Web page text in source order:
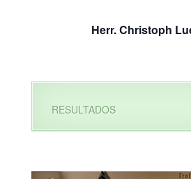
Herr. Christoph
RESULTADOS